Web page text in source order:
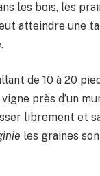
les bois, les
atteindre une
de 10 à 20
près d’un
librement et
les graines